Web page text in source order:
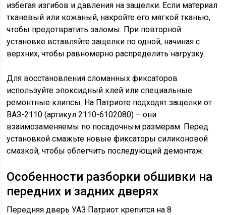
избегая изгибов и давления на защелки. Если материал
тканевый или кожаный, накройте его мягкой тканью,
чтобы предотвратить заломы. При повторной
установке вставляйте защелки по одной, начиная с
верхних, чтобы равномерно распределить нагрузку.
Для восстановления сломанных фиксаторов
используйте эпоксидный клей или специальные
ремонтные клипсы. На Патриоте подходят защелки от
ВАЗ-2110 (артикул 2110-6102080) – они
взаимозаменяемы по посадочным размерам. Перед
установкой смажьте новые фиксаторы силиконовой
смазкой, чтобы облегчить последующий демонтаж.
Особенности разборки обшивки на
передних и задних дверях
Передняя дверь УАЗ Патриот крепится на 8